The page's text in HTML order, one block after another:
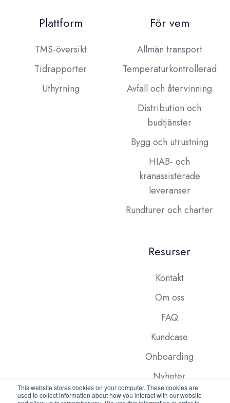
This website stores cookies on your computer. These cookies are
used to collect information about how you interact with our website
Plattform
TMS-översikt
Tidrapporter
Uthyrning
För vem
Allmän transport
Temperaturkontrollerad
Avfall och återvinning
Distribution och
budtjänster
Bygg och utrustning
HIAB- och
kranassisterade
leveranser
Rundturer och charter
Resurser
Kontakt
Om oss
FAQ
Kundcase
Onboarding
Nyheter